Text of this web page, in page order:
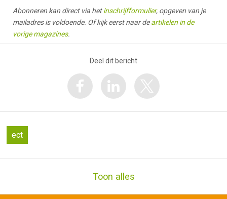
Abonneren kan direct via hetinschrijfformulier, opgeven van je
mailadres is voldoende. Of kijk eerst naar deartikelen in de
vorige magazines.
Deel dit bericht
ect
Toon alles